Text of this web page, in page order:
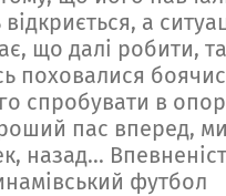
а
що далі робити,
поховалися
спробувати в
пас вперед,
назад...
футбол